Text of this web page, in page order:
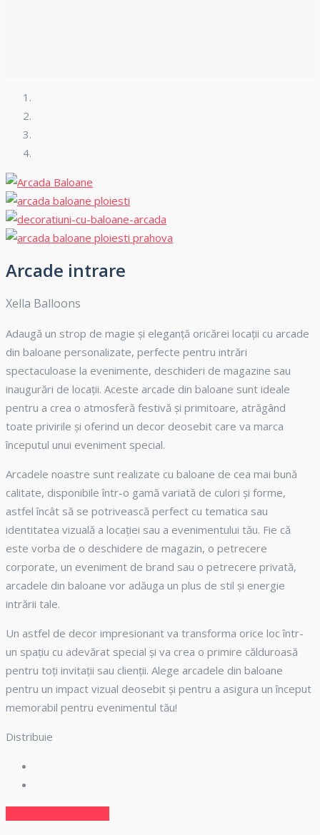
Arcade intrare
Xella Balloons
Adaugă un strop de magie și eleganță oricărei locații cu arcade
din baloane personalizate, perfecte pentru intrări
spectaculoase la evenimente, deschideri de magazine sau
inaugurări de locații. Aceste arcade din baloane sunt ideale
pentru a crea o atmosferă festivă și primitoare, atrăgând
toate privirile și oferind un decor deosebit care va marca
începutul unui eveniment special.
Arcadele noastre sunt realizate cu baloane de cea mai bună
calitate, disponibile într-o gamă variată de culori și forme,
astfel încât să se potrivească perfect cu tematica sau
identitatea vizuală a locației sau a evenimentului tău. Fie că
este vorba de o deschidere de magazin, o petrecere
corporate, un eveniment de brand sau o petrecere privată,
arcadele din baloane vor adăuga un plus de stil și energie
intrării tale.
Un astfel de decor impresionant va transforma orice loc într-
un spațiu cu adevărat special și va crea o primire călduroasă
pentru toți invitații sau clienții. Alege arcadele din baloane
pentru un impact vizual deosebit și pentru a asigura un început
memorabil pentru evenimentul tău!
Distribuie
Navigare